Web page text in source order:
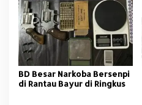
BD Besar Narkoba Bersenpi
di Rantau Bayur di Ringkus